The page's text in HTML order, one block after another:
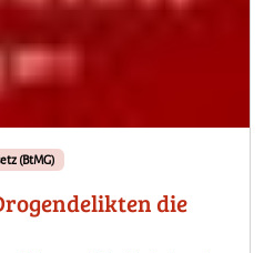
(BtMG)
die